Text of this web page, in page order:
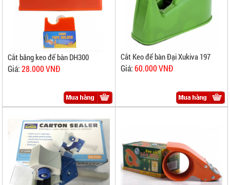
Cắt băng keo để bàn DH300
Giá:28.000 VNĐ
Cắt Keo để bàn Đại Xukiva 197
Giá:60.000 VNĐ